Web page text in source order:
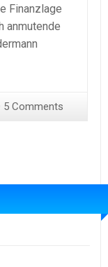
Finanzlage
anmutende
5 Comments